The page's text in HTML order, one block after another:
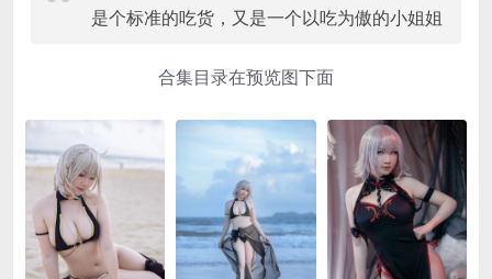
是个标准的吃货，又是一个以吃为傲的小姐姐
合集目录在预览图下面